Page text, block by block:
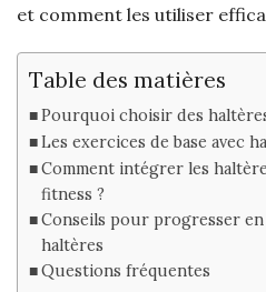
et comment les utiliser
Table des matières
Pourquoi choisir des
Les exercices de base avec
Comment intégrer les
fitness ?
Conseils pour progresser
haltères
Questions fréquentes